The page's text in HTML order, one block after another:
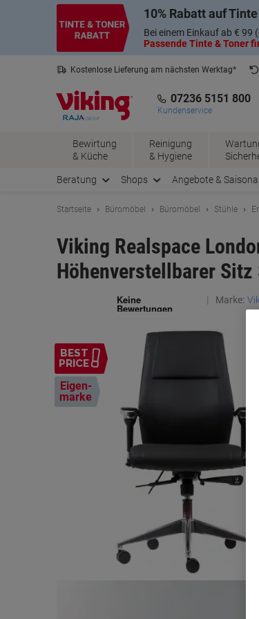
10% Rabatt auf
Bei einem Einkauf ab € 99
Passende Tinte & Toner
Kostenlose Lieferung am nächsten Werktag*
07236 5151 800
Kundenservice
Bewirtung
& Küche
Reinigung
& Hygiene
Beratung Shops Angebote &
Startseite Büromöbel Büromöbel Stühle
Viking Realspace
Höhenverstellbarer Sitz
Marke:
BEST
PRICE
Eigen-
marke